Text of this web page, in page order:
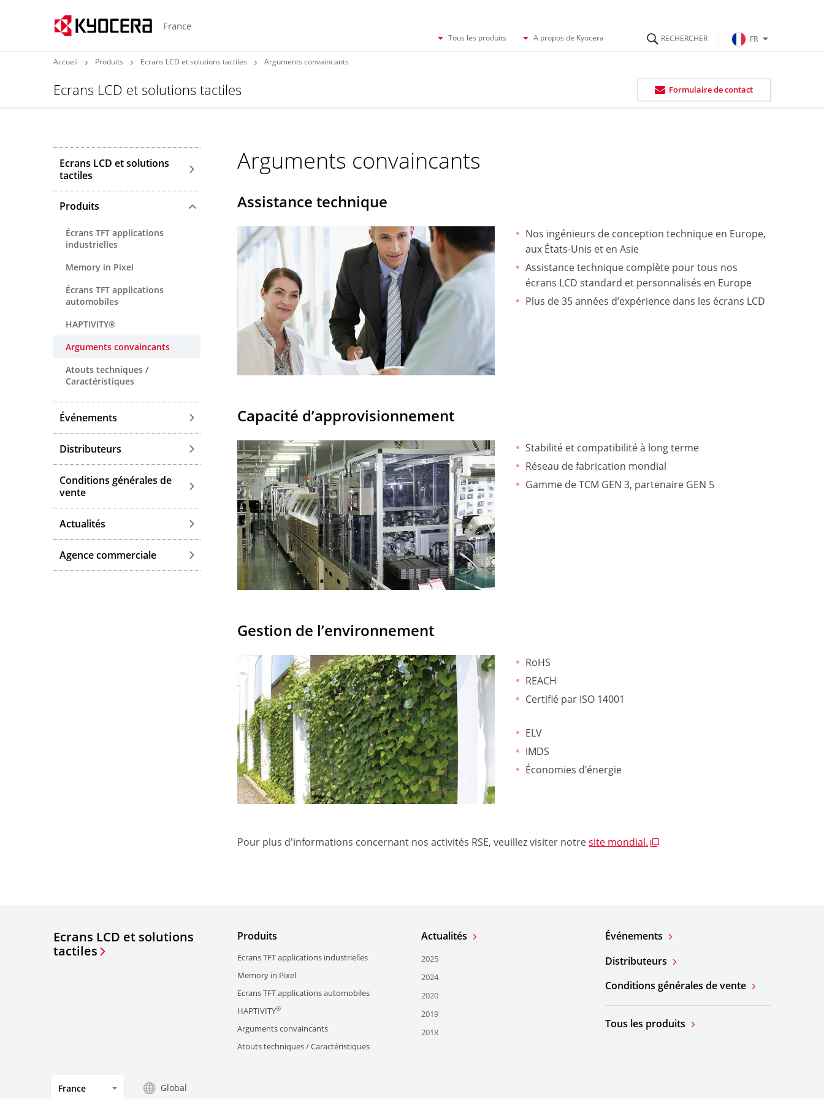
France
Tous les produits A propos de Kyocera FR
Accueil Produits Ecrans LCD et solutions tactiles Arguments convaincants
Ecrans LCD et solutions tactiles Formulaire de contact
Arguments convaincants
Assistance technique
Nos ingénieurs de conception technique en Europe,
aux États-Unis et en Asie
Assistance technique complète pour tous nos
écrans LCD standard et personnalisés en Europe
Plus de 35 années d’expérience dans les écrans LCD
Capacité d’approvisionnement
Stabilité et compatibilité à long terme
Réseau de fabrication mondial
Gamme de TCM GEN 3, partenaire GEN 5
Gestion de l’environnement
RoHS
REACH
Certifié par ISO 14001
ELV
IMDS
Économies d’énergie
Pour plus d'informations concernant nos activités RSE, veuillez visiter notresite mondial.
Ecrans LCD et solutions
tactiles
Produits
Écrans TFT applications
industrielles
Memory in Pixel
Écrans TFT applications
automobiles
HAPTIVITY®
Arguments convaincants
Atouts techniques /
Caractéristiques
Événements
Distributeurs
Conditions générales de
vente
Actualités
Agence commerciale
Ecrans LCD et solutions
tactiles
Produits
Ecrans TFT applications industrielles
Memory in Pixel
Ecrans TFT applications automobiles
HAPTIVITY®
Arguments convaincants
Atouts techniques / Caractéristiques
Actualités
2025
2024
2020
2019
2018
Événements
Distributeurs
Conditions générales de vente
Tous les produits
France Global